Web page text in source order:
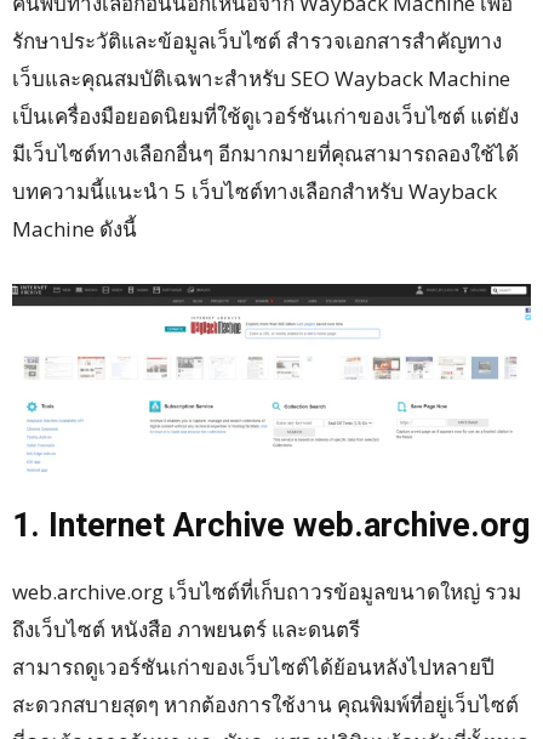
รักษาประวัติและข้อมูลเว็บไซต์ สำรวจเอกสารสำคัญทาง
เว็บและคุณสมบัติเฉพาะสำหรับ SEO Wayback Machine
เป็นเครื่องมือยอดนิยมที่ใช้ดูเวอร์ชันเก่าของเว็บไซต์ แต่ยัง
มีเว็บไซต์ทางเลือกอื่นๆ อีกมากมายที่คุณสามารถลองใช้ได้
บทความนี้แนะนำ 5 เว็บไซต์ทางเลือกสำหรับ Wayback
Machine ดังนี้
1. Internet Archive web.archive.org
web.archive.org เว็บไซต์ที่เก็บถาวรข้อมูลขนาดใหญ่ รวม
ถึงเว็บไซต์ หนังสือ ภาพยนตร์ และดนตรี
สามารถดูเวอร์ชันเก่าของเว็บไซต์ได้ย้อนหลังไปหลายปี
สะดวกสบายสุดๆ หากต้องการใช้งาน คุณพิมพ์ที่อยู่เว็บไซต์